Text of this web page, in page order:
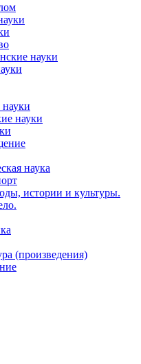
науки
науки
наука
истории и культуры.
(произведения)